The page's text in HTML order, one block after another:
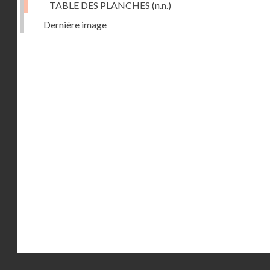
TABLE DES PLANCHES (n.n.)
Dernière image